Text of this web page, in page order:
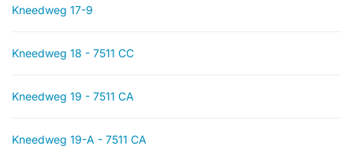
Kneedweg 17-9
Kneedweg 18 - 7511 CC
Kneedweg 19 - 7511 CA
Kneedweg 19-A - 7511 CA